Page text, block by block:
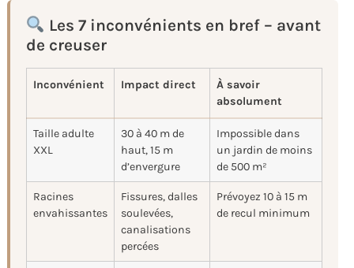
Les 7 inconvénients en bref – avant
de creuser
Inconvénient Impact direct
À savoir
absolument
Taille adulte
XXL
30 à 40 m de
haut, 15 m
d’envergure
Impossible dans
un jardin de moins
de 500 m²
Racines
envahissantes
Fissures, dalles
soulevées,
canalisations
percées
Prévoyez 10 à 15 m
de recul minimum